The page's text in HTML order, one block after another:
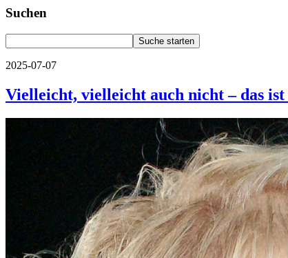
Suchen
2025-07-07
Vielleicht, vielleicht auch nicht – das